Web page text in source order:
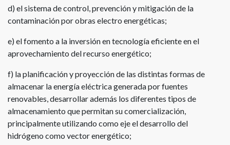
d) el sistema de control, prevención y mitigación de la
contaminación por obras electro energéticas;
e) el fomento a la inversión en tecnología eficiente en el
aprovechamiento del recurso energético;
f) la planificación y proyección de las distintas formas de
almacenar la energía eléctrica generada por fuentes
renovables, desarrollar además los diferentes tipos de
almacenamiento que permitan su comercialización,
principalmente utilizando como eje el desarrollo del
hidrógeno como vector energético;